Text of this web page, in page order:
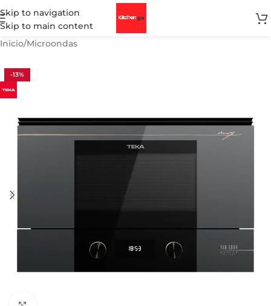
Skip to navigation
Skip to main content
Inicio/Microondas
-13%